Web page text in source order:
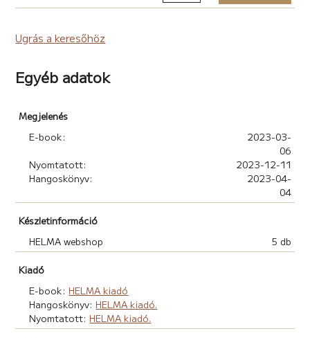
Ugrás a keresőhöz
Egyéb adatok
Megjelenés
E-book:
2023-03-
06
Nyomtatott:
2023-12-11
Hangoskönyv:
2023-04-
04
Készletinformáció
HELMA webshop
5 db
Kiadó
E-book: HELMA kiadó
Hangoskönyv: HELMA kiadó.
Nyomtatott: HELMA kiadó.